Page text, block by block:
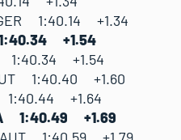
GER 1:40.14 +1.34
+1.54
1:40.34 +1.54
1:40.40 +1.60
1:40.44 +1.64
1:40.49 +1.69